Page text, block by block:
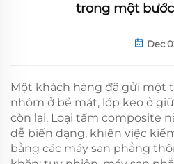
trong một
Dec
Một khách hàng đã gửi một
nhôm ở bề mặt, lớp keo ở
còn lại. Loại tấm composite
dễ biến dạng, khiến việc
bằng các máy san phẳng